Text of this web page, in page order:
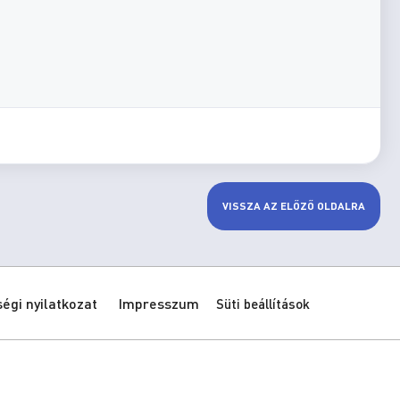
VISSZA AZ ELŐZŐ OLDALRA
nyilatkozat Impresszum Süti beállítások